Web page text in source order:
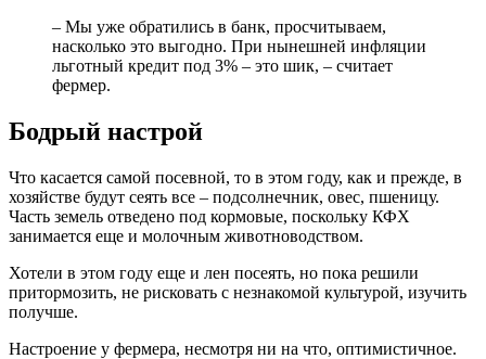
– Мы уже обратились в банк, просчитываем,
насколько это выгодно. При нынешней инфляции
льготный кредит под 3% – это шик, – считает
фермер.
Бодрый настрой
Что касается самой посевной, то в этом году, как и прежде, в
хозяйстве будут сеять все – подсолнечник, овес, пшеницу.
Часть земель отведено под кормовые, поскольку КФХ
занимается еще и молочным животноводством.
Хотели в этом году еще и лен посеять, но пока решили
притормозить, не рисковать с незнакомой культурой, изучить
получше.
Настроение у фермера, несмотря ни на что, оптимистичное.